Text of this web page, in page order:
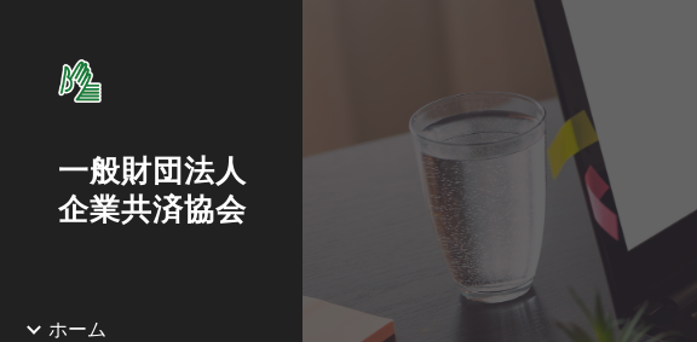
Skip to main content
一般財団法人
企業共済協会
ホーム